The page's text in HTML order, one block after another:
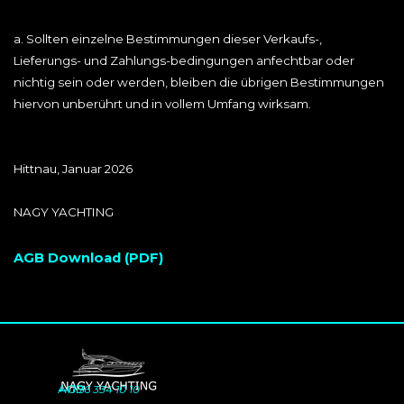
a. Sollten einzelne Bestimmungen dieser Verkaufs-,
Lieferungs- und Zahlungs-bedingungen anfechtbar oder
nichtig sein oder werden, bleiben die übrigen Bestimmungen
hiervon unberührt und in vollem Umfang wirksam.
Hittnau, Januar 2026
NAGY YACHTING
AGB Download (PDF)
+41 76 334 10 10
AGB